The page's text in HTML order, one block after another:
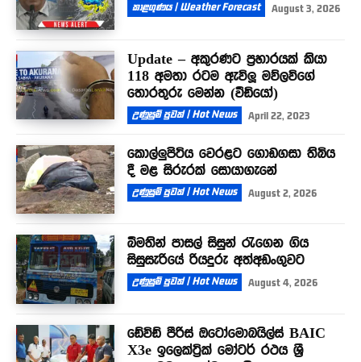
කාළගුණය | Weather Forecast August 3, 2026
Update – අකුරණට ප්‍රහාරයක් කියා
118 අමතා රටම ඇවිලූ මව්ලවිගේ
තොරතුරු මෙන්න (වීඩියෝ)
උණුසුම් පුවත් | Hot News April 22, 2023
කොල්ලුපිටිය වෙරළට ගොඩගසා තිබිය
දී මළ සිරුරක් සොයාගැනේ
උණුසුම් පුවත් | Hot News August 2, 2026
බීමතින් පාසල් සිසුන් රැගෙන ගිය
සිසුසැරියේ රියදුරු අත්අඩංගුවට
උණුසුම් පුවත් | Hot News August 4, 2026
ඩේවිඩ් පීරිස් ඔටෝමොබයිල්ස් BAIC
X3e ඉලෙක්ට්‍රික් මෝටර් රථය ශ්‍රී